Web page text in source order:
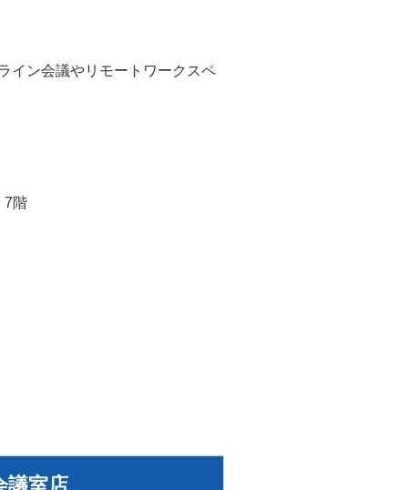
イン会議やリモートワークスペ
7階
議室店